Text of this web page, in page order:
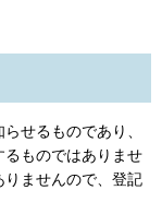
せるものであり、
ものではありませ
ませんので、登記